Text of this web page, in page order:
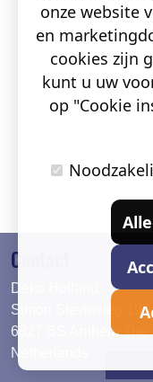
Contact
Deko Holland
Simon Stevinweg 19
6827 BS Arnhem The
Netherlands
onze website
en
cookies zijn
kunt u uw
op "Cookie